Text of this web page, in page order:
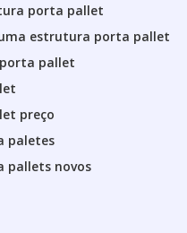
porta pallet
estrutura porta pallet
pallet
preço
paletes
pallets novos